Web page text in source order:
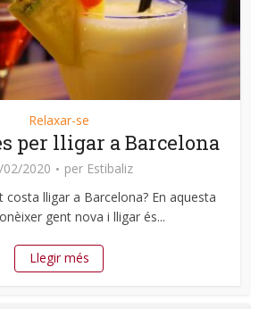
Relaxar-se
per lligar a Barcelona
02/2020 per Estibaliz
costa lligar a Barcelona? En aquesta
gent nova i lligar és...
Llegir més